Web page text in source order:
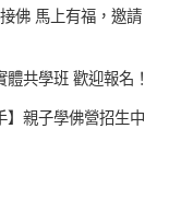
佛 馬上有福，邀請
共學班 歡迎報名！
】親子學佛營招生中